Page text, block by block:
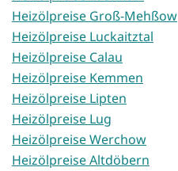
Heizölpreise Groß-Mehßow
Heizölpreise Luckaitztal
Heizölpreise Calau
Heizölpreise Kemmen
Heizölpreise Lipten
Heizölpreise Lug
Heizölpreise Werchow
Heizölpreise Altdöbern